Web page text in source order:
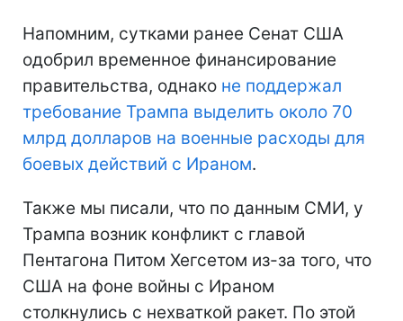
Напомним, сутками ранее Сенат США
одобрил временное финансирование
правительства, однако не поддержал
требование Трампа выделить около 70
млрд долларов на военные расходы для
боевых действий с Ираном.
Также мы писали, что по данным СМИ, у
Трампа возник конфликт с главой
Пентагона Питом Хегсетом из-за того, что
США на фоне войны с Ираном
столкнулись с нехваткой ракет. По этой